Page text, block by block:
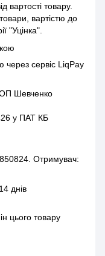
вартості товару.
вартістю до
"Уцінка".
сервіс LiqPay
Шевченко
у ПАТ КБ
Отримувач:
днів
цього товару